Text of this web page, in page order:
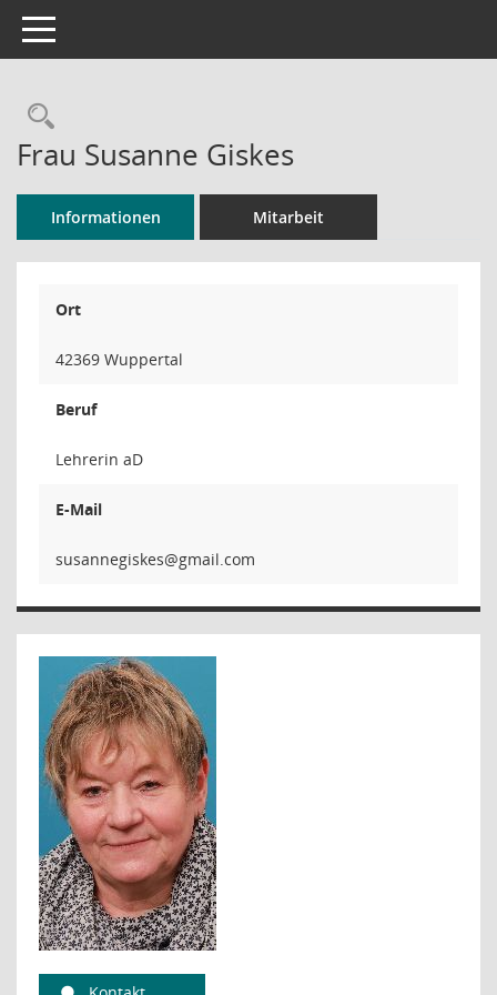
Toggle navigation
Rechercheauswahl
Frau Susanne Giskes
Informationen Mitarbeit
Ort
42369 Wuppertal
Beruf
Lehrerin aD
E-Mail
seksige